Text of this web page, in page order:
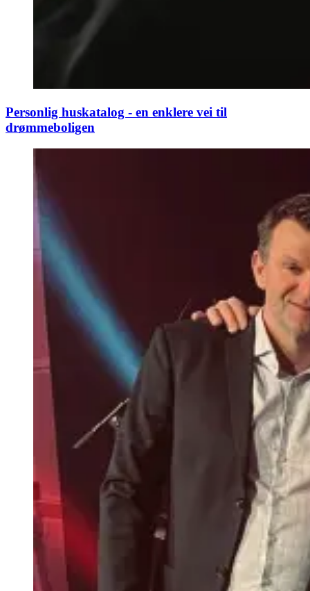
Personlig huskatalog - en enklere vei til
drømmeboligen